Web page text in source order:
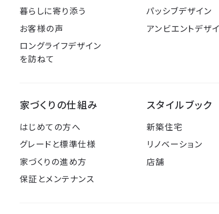
暮らしに寄り添う
お客様の声
ロングライフデザイン
を訪ねて
パッシブデザイン
アンビエントデザ
家づくりの仕組み
はじめての方へ
グレードと標準仕様
家づくりの進め方
保証とメンテナンス
スタイルブック
新築住宅
リノベーション
店舗